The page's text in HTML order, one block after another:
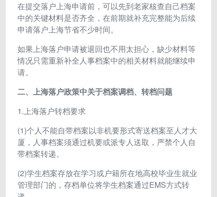
在提交落户上海申请前，可以先到老家核查自己档案
中的关键材料是否齐全，在前期就补充完整能为后续
申请落户上海节省不少时间。
如果上海落户申请被退回也不用太担心，缺少材料等
情况只需重新补全人事档案中的相关材料就能继续申
请。
二、上海落户政策中关于档案调档、转档问题
1.上海落户转档要求
(1)个人不能自带档案以非机要形式寄送档案至人才大
厦，人事档案须通过机要或派专人送取，严禁个人自
带档案转递。
(2)学生档案存放在学习或户籍所在地高校毕业生就业
管理部门的，存档单位将学生档案通过EMS方式转